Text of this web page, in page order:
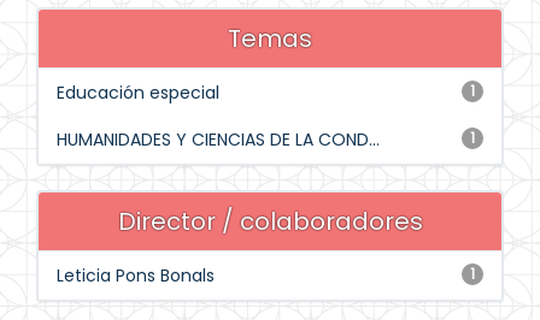
Temas
1
Educación especial
1
HUMANIDADES Y CIENCIAS DE LA COND...
Director / colaboradores
1
Leticia Pons Bonals